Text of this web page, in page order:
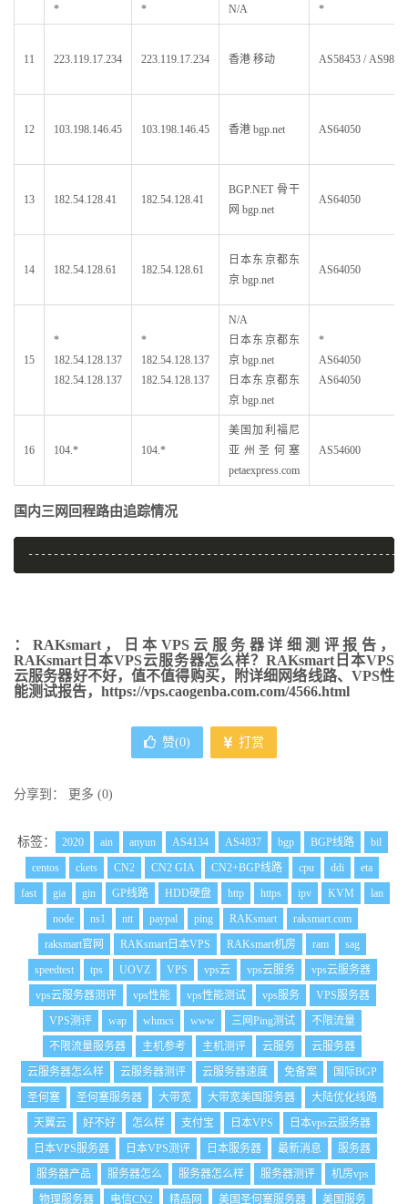
* * N/A *
11 223.119.17.234 223.119.17.234 香港 移动 AS58453 / AS9808
12 103.198.146.45 103.198.146.45 香港 bgp.net AS64050
13 182.54.128.41 182.54.128.41
BGP.NET 骨干
网 bgp.net
AS64050
14 182.54.128.61 182.54.128.61
日本东京都东
京 bgp.net
AS64050
15
*
182.54.128.137
182.54.128.137
*
182.54.128.137
182.54.128.137
N/A
日本东京都东
京 bgp.net
日本东京都东
京 bgp.net
*
AS64050
AS64050
16 104.* 104.*
美国加利福尼
亚州圣何塞
petaexpress.com
AS54600
国内三网回程路由追踪情况
：RAKsmart，日本VPS云服务器详细测评报告，
RAKsmart日本VPS云服务器怎么样？RAKsmart日本VPS
云服务器好不好，值不值得购买，附详细网络线路、VPS性
能测试报告，https://vps.caogenba.com.com/4566.html
赞(0) 打赏
分享到： 更多 (0)
标签： 2020 ain anyun AS4134 AS4837 bgp BGP线路
bil
centos
ckets CN2 CN2 GIA CN2+BGP线路 cpu ddi
eta
fast
gia gin GP线路 HDD硬盘 http https ipv KVM
lan
node
ns1 ntt paypal ping RAKsmart
raksmart.com
raksmart官网
RAKsmart日本VPS RAKsmart机房 ram
sag
speedtest
tps UOVZ VPS vps云 vps云服务
vps云服务器
vps云服务器测评
vps性能 vps性能测试 vps服务
VPS服务器
VPS测评
wap whmcs www 三网Ping测试
不限流量
不限流量服务器
主机参考 主机测评 云服务
云服务器
云服务器怎么样
云服务器测评 云服务器速度 免备案
国际BGP
圣何塞
圣何塞服务器 大带宽 大带宽美国服务器
大陆优化线路
天翼云
好不好 怎么样 支付宝 日本VPS
日本vps云服务器
日本VPS服务器
日本VPS测评 日本服务器 最新消息
服务器
服务器产品
服务器怎么 服务器怎么样 服务器测评
机房vps
物理服务器
电信CN2 精品网 美国圣何塞服务器
美国服务